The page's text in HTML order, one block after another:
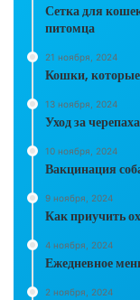
Сетка для
питомца
21 ноября, 2024
Кошки, которые
13 ноября, 2024
Уход за
10 ноября, 2024
Вакцинация
9 ноября, 2024
Как приучить
4 ноября, 2024
Ежедневное
2 ноября, 2024